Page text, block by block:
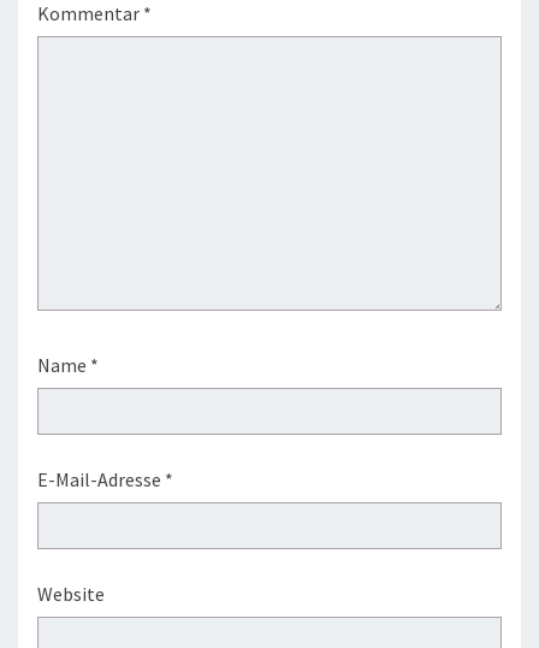
Kommentar *
Name *
E-Mail-Adresse *
Website